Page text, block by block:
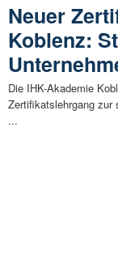
Neuer
Koblenz:
Die IHK-Akademie
Zertifikatslehrgang zur
...